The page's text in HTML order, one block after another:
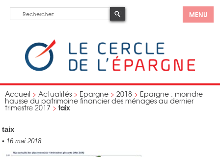
MENU
Accueil > Actualités > Epargne > 2018 > Epargne : moindre
hausse du patrimoine financier des ménages au dernier
trimestre 2017 > taix
taix
• 16 mai 2018